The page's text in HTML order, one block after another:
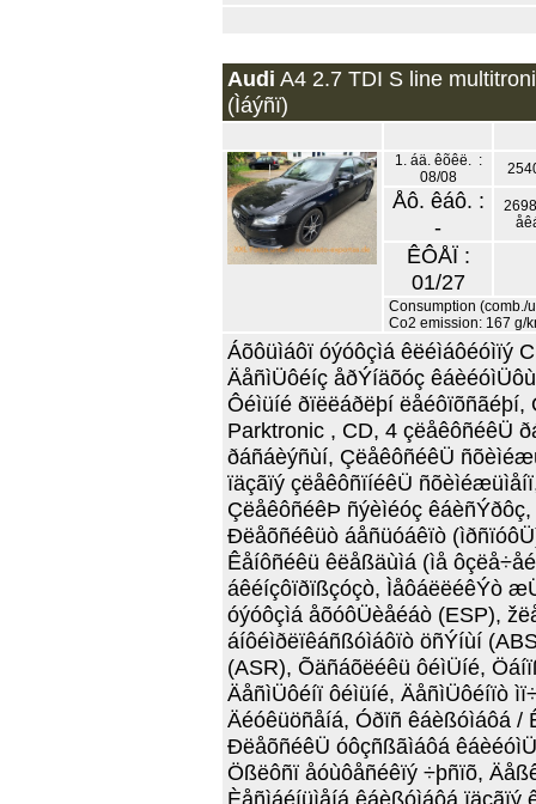
Audi A4 2.7 TDI S line
(Ìáýñï)
1. áä. êõêë. :
08/08
Åô. êáô. :
-
ÊÔÅÏ :
01/27
Consumption (comb./
Co2 emission: 167 g/
Áõôüìáôï óýóôçìá êëéìáôéóìïý
ÄåñìÜôéíç åðÝíäõóç
Ôéìüíé ðïëëáðëþí ëåéôïõñãéþí,
Parktronic , CD, 4 çëåêôñéêÜ
ðáñáèýñùí, ÇëåêôñéêÜ
ïäçãïý çëåêôñïíéêÜ
ÇëåêôñéêÞ ñýèìéóç
Ðëåõñéêüò áåñüóáêïò
Êåíôñéêü êëåßäùìá (ìå
áêéíçôïðïßçóçò, ÌåôáëëéêÝò
óýóôçìá åõóôÜèåéáò (ESP),
áíôéìðëïêáñßóìáôïò öñÝíùí
(ASR), Õäñáõëéêü ôéìÜíé,
ÄåñìÜôéíï ôéìüíé, ÄåñìÜôéíïò
Äéóêüöñåíá, Óðïñ êáèßóìáôá
ÐëåõñéêÜ óôçñßãìáôá
Ößëôñï åóùôåñéêïý ÷þñïõ,
Èåñìáéíüìåíá êáèßóìáôá ïäçãïý